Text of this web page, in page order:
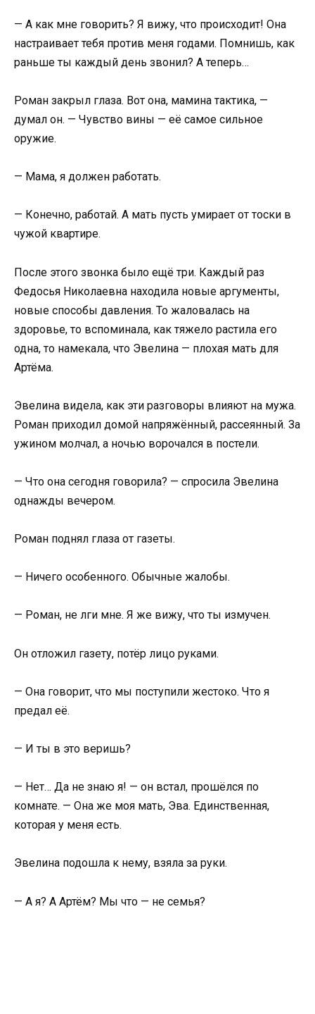
— А как мне говорить? Я вижу, что происходит! Она
настраивает тебя против меня годами. Помнишь, как
раньше ты каждый день звонил? А теперь…
Роман закрыл глаза. Вот она, мамина тактика, —
думал он. — Чувство вины — её самое сильное
оружие.
— Мама, я должен работать.
— Конечно, работай. А мать пусть умирает от тоски в
чужой квартире.
После этого звонка было ещё три. Каждый раз
Федосья Николаевна находила новые аргументы,
новые способы давления. То жаловалась на
здоровье, то вспоминала, как тяжело растила его
одна, то намекала, что Эвелина — плохая мать для
Артёма.
Эвелина видела, как эти разговоры влияют на мужа.
Роман приходил домой напряжённый, рассеянный. За
ужином молчал, а ночью ворочался в постели.
— Что она сегодня говорила? — спросила Эвелина
однажды вечером.
Роман поднял глаза от газеты.
— Ничего особенного. Обычные жалобы.
— Роман, не лги мне. Я же вижу, что ты измучен.
Он отложил газету, потёр лицо руками.
— Она говорит, что мы поступили жестоко. Что я
предал её.
— И ты в это веришь?
— Нет… Да не знаю я! — он встал, прошёлся по
комнате. — Она же моя мать, Эва. Единственная,
которая у меня есть.
Эвелина подошла к нему, взяла за руки.
— А я? А Артём? Мы что — не семья?